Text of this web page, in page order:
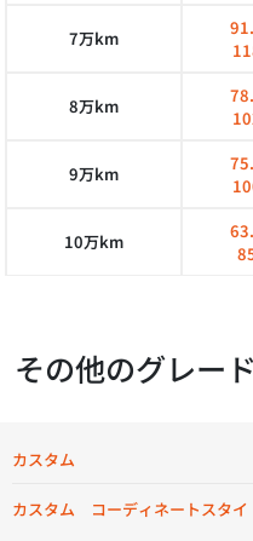
7万km
8万km
9万km
10万km
その他のグレー
カスタム
カスタム コーディネートスタイ